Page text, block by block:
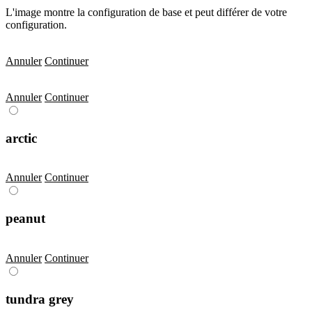
L'image montre la configuration de base et peut différer de votre
configuration.
Annuler Continuer
Annuler Continuer
arctic
Annuler Continuer
peanut
Annuler Continuer
tundra grey